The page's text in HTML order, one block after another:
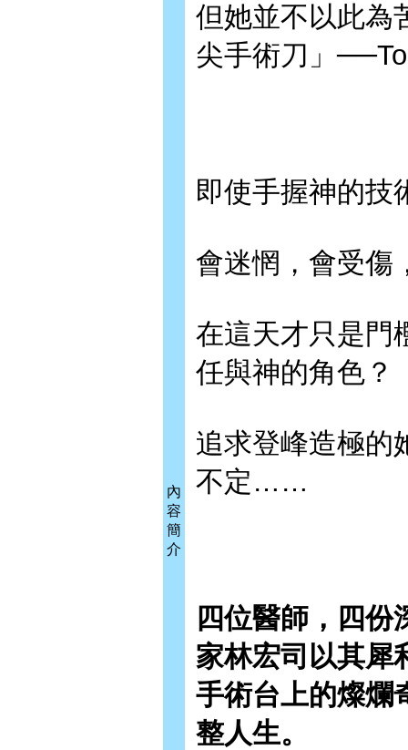
內
容
簡
介
但她並不以此為
尖手術刀」
即使手握神的技
會迷惘，會受傷
在這天才只是門
任與神的角色？
追求登峰造極的
不定……
四位醫師，四
家林宏司以其犀
手術台上的燦爛
整人生。